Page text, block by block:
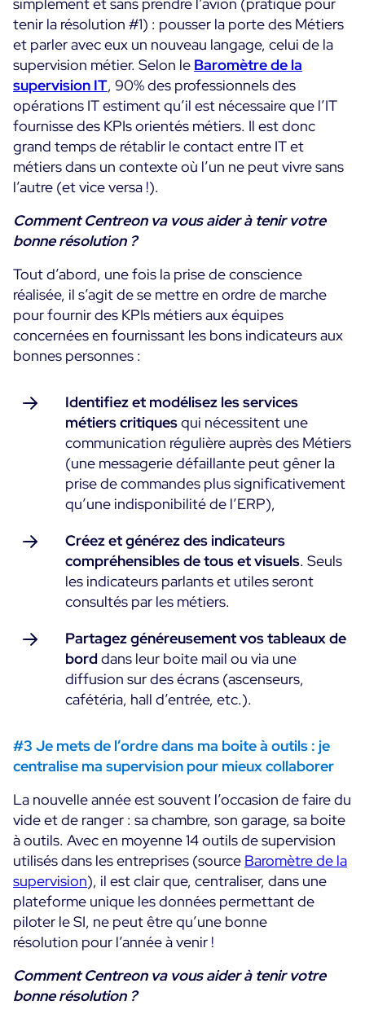
tenir la résolution #1) : pousser la porte des Métiers
et parler avec eux un nouveau langage, celui de la
supervision métier. Selon le Baromètre de la
supervision IT, 90% des professionnels des
opérations IT estiment qu’il est nécessaireque l’IT
fournisse des KPIs orientés métiers. Il est donc
grand temps de rétablir le contact entre IT et
métiers dans un contexte où l’un ne peut vivre sans
l’autre (et vice versa !).
Comment Centreon va vous aider à tenir votre
bonne résolution ?
Tout d’abord, une fois la prise de conscience
réalisée, il s’agit de se mettre en ordre de marche
pour fournir des KPIs métiers aux équipes
concernées en fournissant les bons indicateurs aux
bonnes personnes :
Identifiez et modélisez les services
métiers critiquesqui nécessitent une
communication régulière auprès des Métiers
(une messagerie défaillante peut gêner la
prise de commandes plus significativement
qu’une indisponibilité de l’ERP),
Créez et générez des indicateurs
compréhensibles de tous et visuels. Seuls
les indicateurs parlants et utiles seront
consultés par les métiers.
Partagez généreusement vos tableaux de
borddans leur boite mail ou via une
diffusion sur des écrans (ascenseurs,
cafétéria, hall d’entrée, etc.).
#3 Je mets de l’ordre dans ma boite à outils : je
centralise ma supervision pour mieux collaborer
La nouvelle année est souvent l’occasion de faire du
vide et de ranger : sa chambre, son garage, sa boite
à outils. Avec en moyenne 14 outils de supervision
utilisés dans les entreprises (source Baromètre de la
supervision), il est clair que, centraliser, dans une
plateforme unique les données permettant de
piloter le SI, ne peut être qu’une bonne
résolution pour l’année à venir !
Comment Centreon va vous aider à tenir votre
bonne résolution ?